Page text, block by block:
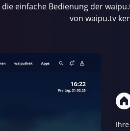
die einfache Bedienung der
von waipu.tv